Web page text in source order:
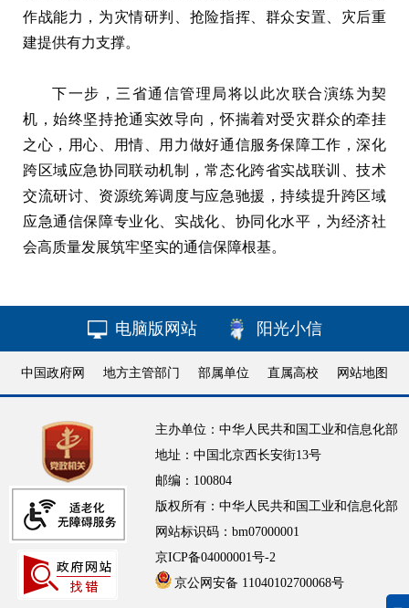
作战能力，为灾情研判、抢险指挥、群众安置、灾后重
建提供有力支撑。
下一步，三省通信管理局将以此次联合演练为契
机，始终坚持抢通实效导向，怀揣着对受灾群众的牵挂
之心，用心、用情、用力做好通信服务保障工作，深化
跨区域应急协同联动机制，常态化跨省实战联训、技术
交流研讨、资源统筹调度与应急驰援，持续提升跨区域
应急通信保障专业化、实战化、协同化水平，为经济社
会高质量发展筑牢坚实的通信保障根基。
电脑版网站 阳光小信
中国政府网 地方主管部门 部属单位 直属高校 网站地图
主办单位：中华人民共和国工业和信息化部
地址：中国北京西长安街13号
邮编：100804
版权所有：中华人民共和国工业和信息化部
网站标识码：bm07000001
京ICP备04000001号-2
京公网安备 11040102700068号